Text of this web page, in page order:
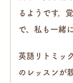
るようです。
で、私も一緒
英語リトミッ
のレッスンが